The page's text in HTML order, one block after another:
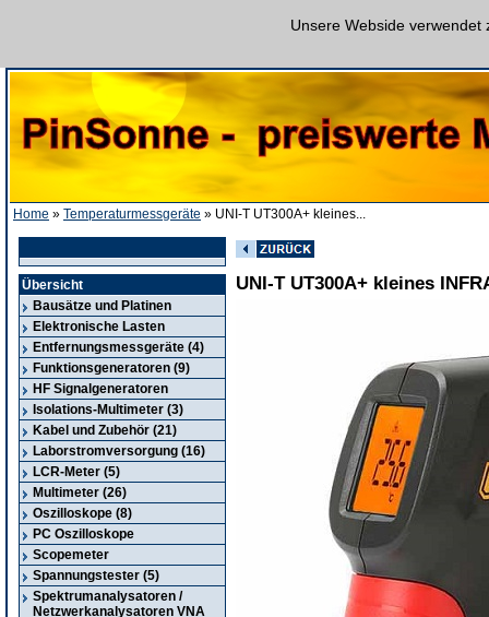
Home » Temperaturmessgeräte » UNI-T UT300A+ kleines...
Unsere Webside
Übersicht
Bausätze und Platinen
Elektronische Lasten
Entfernungsmessgeräte (4)
Funktionsgeneratoren (9)
HF Signalgeneratoren
Isolations-Multimeter (3)
Kabel und Zubehör (21)
Laborstromversorgung (16)
LCR-Meter (5)
Multimeter (26)
Oszilloskope (8)
PC Oszilloskope
Scopemeter
Spannungstester (5)
Spektrumanalysatoren /
Netzwerkanalysatoren VNA
UNI-T UT300A+ kleines